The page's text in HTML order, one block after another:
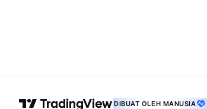
DIBUAT OLEH MANUSIA